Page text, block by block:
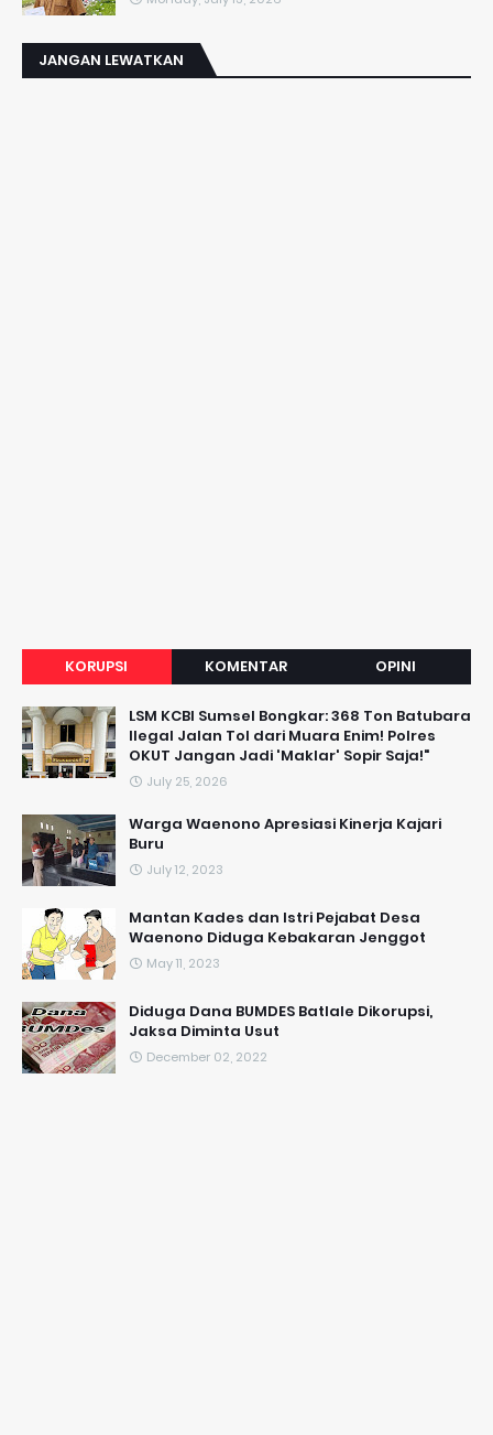
JANGAN LEWATKAN
KORUPSI KOMENTAR OPINI
LSM KCBI Sumsel Bongkar: 368 Ton Batubara
Ilegal Jalan Tol dari Muara Enim! Polres
OKUT Jangan Jadi 'Maklar' Sopir Saja!"
July 25, 2026
Warga Waenono Apresiasi Kinerja Kajari
Buru
July 12, 2023
Mantan Kades dan Istri Pejabat Desa
Waenono Diduga Kebakaran Jenggot
May 11, 2023
Diduga Dana BUMDES Batlale Dikorupsi,
Jaksa Diminta Usut
December 02, 2022